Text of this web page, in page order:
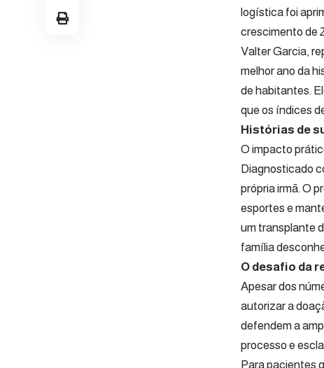
logística foi
crescimento de
Valter Garcia,
melhor ano da
de habitantes.
que os índices
Histórias de
O impacto
Diagnosticado
própria irmã. O
esportes e
um transplante
família
O desafio da
Apesar dos
autorizar a
defendem a
processo e
Para pacientes